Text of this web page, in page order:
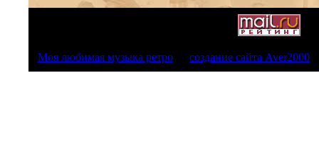
Моя любимая музыка ретро создание сайта Aver2000